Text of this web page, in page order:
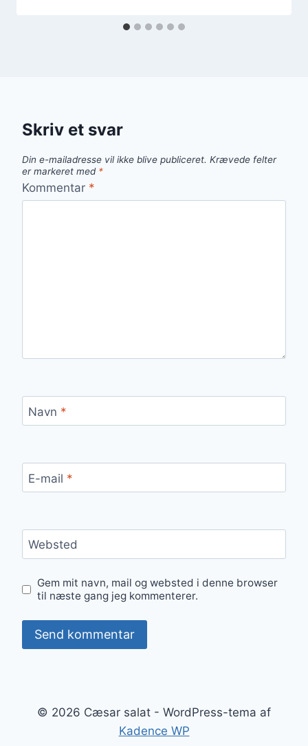
Skriv et svar
Din e-mailadresse vil ikke blive publiceret. Krævede felter
er markeret med *
Kommentar *
Navn *
E-mail *
Websted
Gem mit navn, mail og websted i denne browser
til næste gang jeg kommenterer.
© 2026 Cæsar salat - WordPress-tema af
Kadence WP